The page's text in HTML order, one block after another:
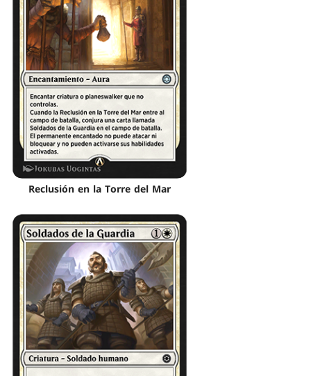
Reclusión en la Torre del Mar